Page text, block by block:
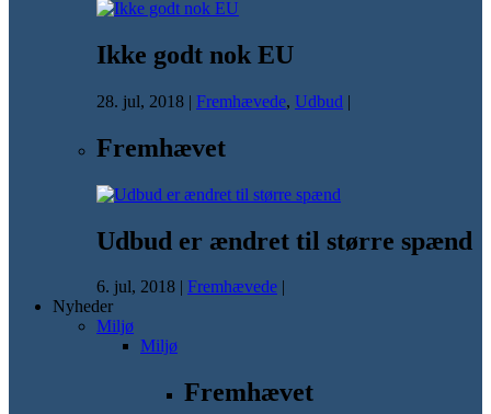
Ikke godt nok EU
28. jul, 2018 | Fremhævede, Udbud |
Fremhævet
Udbud er ændret til større spænd
6. jul, 2018 | Fremhævede |
Nyheder
Miljø
Miljø
Fremhævet